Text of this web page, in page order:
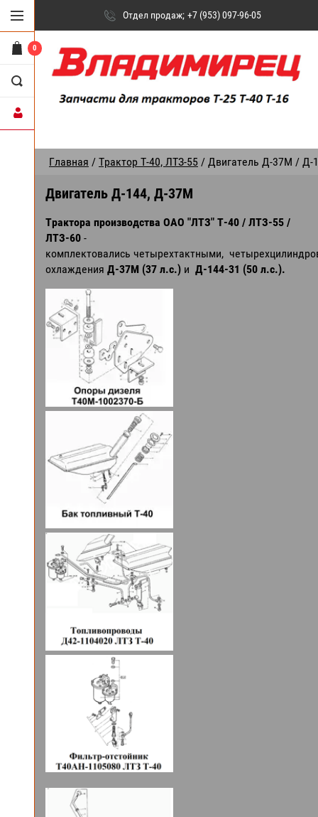
0
Отдел продаж +7 (953) 097-96-05
Главная / Трактор Т-40, ЛТЗ-55 / Двигатель Д-37М / Д-
Двигатель Д-144, Д-37М
Трактора производства ОАО "ЛТЗ" Т-40 / ЛТЗ-55 /
ЛТЗ-60 -
комплектовались четырехтактными,
охлаждения Д-37М (37 л.с.) и Д-144-31 (50 л.с.).